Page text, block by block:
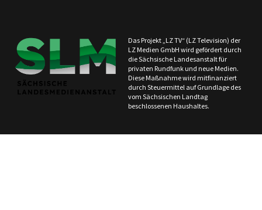
Das Projekt „LZ TV“ (LZ Television) der
LZ Medien GmbH wird gefördert durch
die Sächsische Landesanstalt für
privaten Rundfunk und neue Medien.
Diese Maßnahme wird mitfinanziert
durch Steuermittel auf Grundlage des
vom Sächsischen Landtag
beschlossenen Haushaltes.